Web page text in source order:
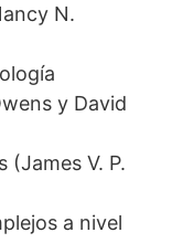
N.
y David
(James V. P.
a nivel